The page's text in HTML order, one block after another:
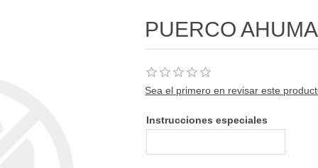
PUERCO
Sea el primero en revisar este
Instrucciones especiales